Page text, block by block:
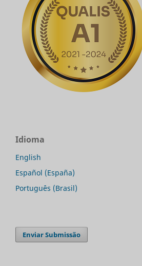
Idioma
English
Español (España)
Português (Brasil)
Enviar Submissão